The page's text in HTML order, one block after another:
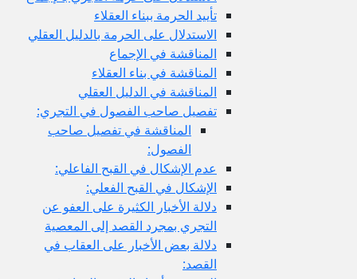
تأييد الحرمة ببناء العقلاء
الاستدلال على الحرمة بالدليل العقلي
المناقشة في الإجماع
المناقشة في بناء العقلاء
المناقشة في الدليل العقلي
تفصيل صاحب الفصول في التجري:
المناقشة في تفصيل صاحب
عدم الإشكال في القبح الفاعلي:
الإشكال في القبح الفعلي:
دلالة الأخبار الكثيرة على العفو عن
التجري بمجرد القصد إلى المعصية
دلالة بعض الأخبار على العقاب في